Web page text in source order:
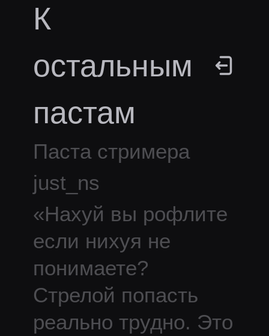
К
остальным
пастам
Паста стримера
just_ns
«Нахуй вы рофлите
если нихуя не
понимаете?
Стрелой попасть
реально трудно. Это